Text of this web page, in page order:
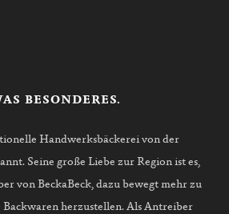
BESONDERES.
Handwerksbäckerei von der
Seine große Liebe zur Region ist es,
von BeckaBeck, dazu bewegt mehr zu
Backwaren herzustellen. Als Antreiber